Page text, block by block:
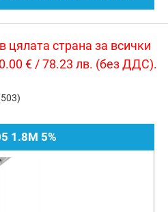
цялата страна за всички
€ / 78.23 лв. (без ДДС).
1.8M 5%